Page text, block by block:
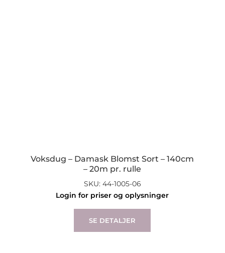
Voksdug – Damask Blomst Sort – 140cm
– 20m pr. rulle
SKU: 44-1005-06
Login for priser og oplysninger
SE DETALJER